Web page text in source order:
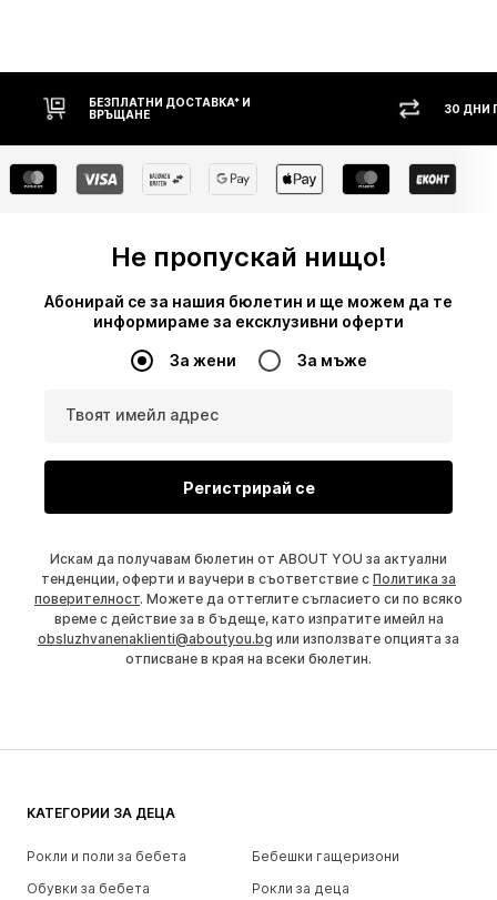
БЕЗПЛАТНИ ДОСТАВКА* И
ВРЪЩАНЕ
30 ДНИ
Не пропускай нищо!
Абонирай се за нашия бюлетин и ще можем да те
информираме за ексклузивни оферти
За жени За мъже
Твоят имейл адрес
Регистрирай се
Искам да получавам бюлетин от ABOUT YOU за актуални
тенденции, оферти и ваучери в съответствие с Политика за
поверителност. Можете да оттеглите съгласието си по всяко
време с действие за в бъдеще, като изпратите имейл на
obsluzhvanenaklienti@aboutyou.bg или използвате опцията за
отписване в края на всеки бюлетин.
КАТЕГОРИИ ЗА ДЕЦА
Рокли и поли за бебета
Бебешки гащеризони
Обувки за бебета
Рокли за деца